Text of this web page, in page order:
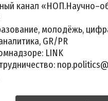
канал
молодёжь,
GR/PR
LINK